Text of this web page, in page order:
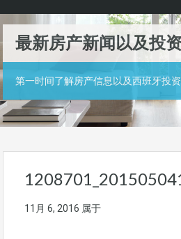
最新房产新闻以及投
第一时间了解房产信息以及西班牙投
11月 6, 2016 属于